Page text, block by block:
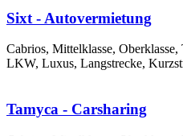
Sixt - Autovermietung
Cabrios, Mittelklasse,
LKW, Luxus, Langstrecke,
Tamyca - Carsharing